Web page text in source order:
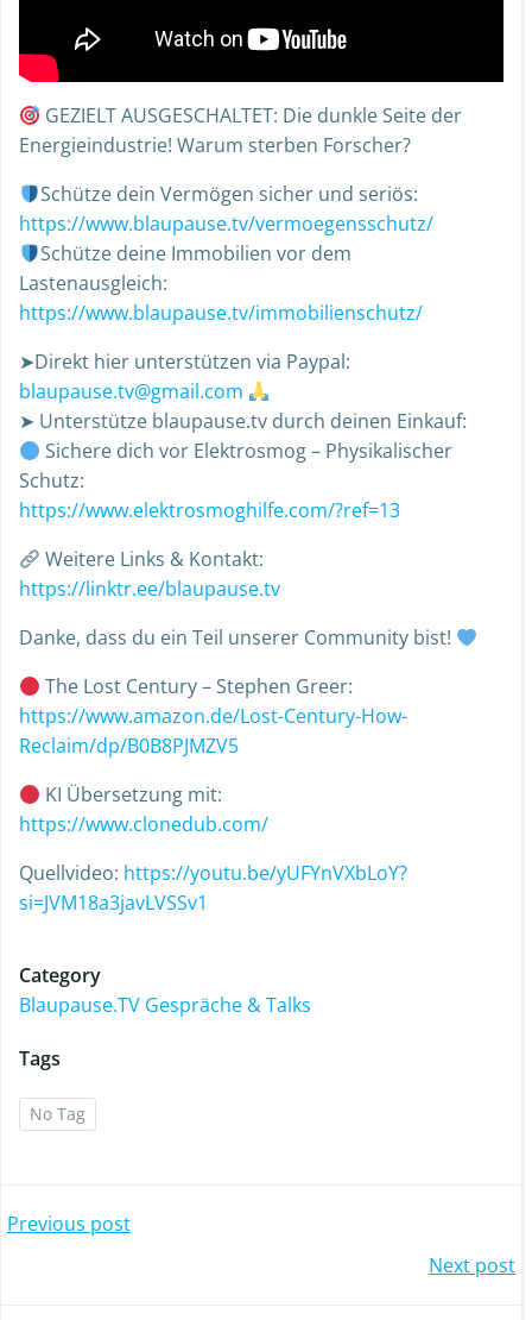
GEZIELT AUSGESCHALTET: Die dunkle Seite der
Energieindustrie! Warum sterben Forscher?
Schütze dein Vermögen sicher und seriös:
https://www.blaupause.tv/vermoegensschutz/
Schütze deine Immobilien vor dem
Lastenausgleich:
https://www.blaupause.tv/immobilienschutz/
➤Direkt hier unterstützen via Paypal:
blaupause.tv@gmail.com
➤ Unterstütze blaupause.tv durch deinen Einkauf:
Sichere dich vor Elektrosmog – Physikalischer
Schutz:
https://www.elektrosmoghilfe.com/?ref=13
Weitere Links & Kontakt:
https://linktr.ee/blaupause.tv
Danke, dass du ein Teil unserer Community bist!
The Lost Century – Stephen Greer:
https://www.amazon.de/Lost-Century-How-
Reclaim/dp/B0B8PJMZV5
KI Übersetzung mit:
https://www.clonedub.com/
Quellvideo: https://youtu.be/yUFYnVXbLoY?
si=JVM18a3javLVSSv1
Category
Blaupause.TV Gespräche & Talks
Tags
No Tag
Previous post
Next post